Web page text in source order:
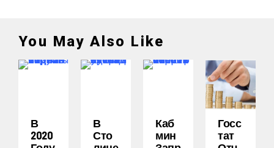
You May Also Like
В
2020
В
Сто
Каб
Мин
Госс
Тат